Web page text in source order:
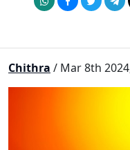
Chithra / Mar 8th